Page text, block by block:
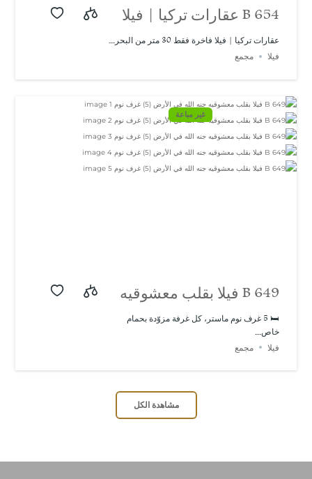
B 654 عقارات تركيا | فيلا
فاخرة فقط 30 متر من
البحر في باشيسكلي |
تصميم حديث ومميز
عقارات تركيا | فيلا فاخرة فقط 30 متر من البحر...
فيلا
مجمع
غير مباعة
B 649 فيلا بقلب معشوقيه
جنه الله في الأرض (5)
غرف نوم
🛏️ 5 غرف نوم ماستر، كل غرفة مزوّدة بحمام
خاص...
فيلا
مجمع
مشاهدة الكل